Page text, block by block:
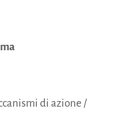
di azione /